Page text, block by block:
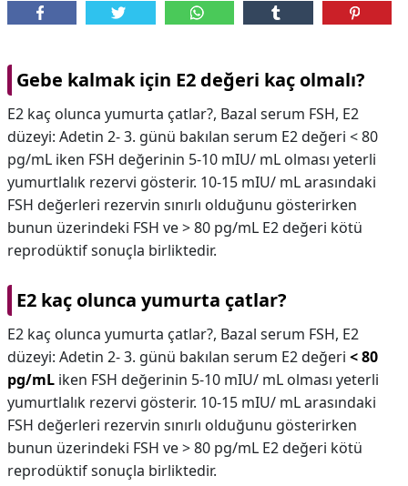
Gebe kalmak için E2 değeri kaç olmalı?
E2 kaç olunca yumurta çatlar?, Bazal serum FSH, E2
düzeyi: Adetin 2- 3. günü bakılan serum E2 değeri < 80
pg/mL iken FSH değerinin 5-10 mIU/ mL olması yeterli
yumurtlalık rezervi gösterir. 10-15 mIU/ mL arasındaki
FSH değerleri rezervin sınırlı olduğunu gösterirken
bunun üzerindeki FSH ve > 80 pg/mL E2 değeri kötü
reprodüktif sonuçla birliktedir.
E2 kaç olunca yumurta çatlar?
E2 kaç olunca yumurta çatlar?, Bazal serum FSH, E2
düzeyi: Adetin 2- 3. günü bakılan serum E2 değeri < 80
pg/mL iken FSH değerinin 5-10 mIU/ mL olması yeterli
yumurtlalık rezervi gösterir. 10-15 mIU/ mL arasındaki
FSH değerleri rezervin sınırlı olduğunu gösterirken
bunun üzerindeki FSH ve > 80 pg/mL E2 değeri kötü
reprodüktif sonuçla birliktedir.